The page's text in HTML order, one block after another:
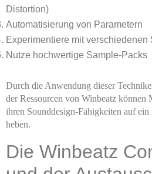
Distortion)
Automatisierung von Parametern
Experimentiere mit verschiedenen
Nutze hochwertige Sample-Packs
Durch die Anwendung dieser
der Ressourcen von Winbeatz können
ihren Sounddesign-Fähigkeiten auf ein
heben.
Die Winbeatz